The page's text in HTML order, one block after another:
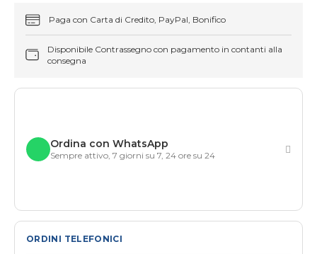
Paga con Carta di Credito, PayPal, Bonifico
Disponibile Contrassegno con pagamento in contanti alla
consegna
Ordina con WhatsApp
Sempre attivo, 7 giorni su 7, 24 ore su 24
ORDINI TELEFONICI